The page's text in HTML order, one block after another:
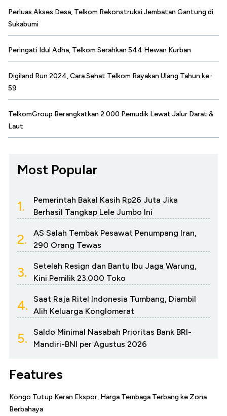
Perluas Akses Desa, Telkom Rekonstruksi Jembatan Gantung di
Sukabumi
Peringati Idul Adha, Telkom Serahkan 544 Hewan Kurban
Digiland Run 2024, Cara Sehat Telkom Rayakan Ulang Tahun ke-
59
TelkomGroup Berangkatkan 2.000 Pemudik Lewat Jalur Darat &
Laut
Most Popular
1.
Pemerintah Bakal Kasih Rp26 Juta Jika
Berhasil Tangkap Lele Jumbo Ini
2.
AS Salah Tembak Pesawat Penumpang Iran,
290 Orang Tewas
3.
Setelah Resign dan Bantu Ibu Jaga Warung,
Kini Pemilik 23.000 Toko
4.
Saat Raja Ritel Indonesia Tumbang, Diambil
Alih Keluarga Konglomerat
5.
Saldo Minimal Nasabah Prioritas Bank BRI-
Mandiri-BNI per Agustus 2026
Features
Kongo Tutup Keran Ekspor, Harga Tembaga Terbang ke Zona
Berbahaya